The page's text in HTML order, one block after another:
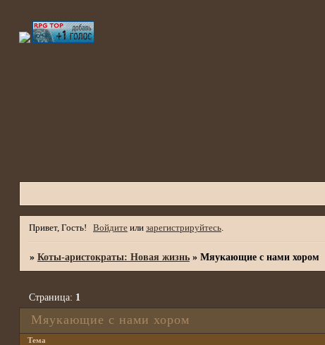
Привет, Гость! Войдите или зарегистрируйтесь.
» Коты-аристократы: Новая жизнь » Мяукающие с нами хором
Мяукающие с нами хором
Страница: 1
Тема